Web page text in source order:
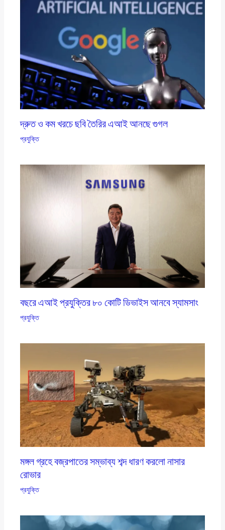
দ্রুত ও কম খরচে ছবি তৈরির এআই আনছে গুগল
প্রযুক্তি
বছরে এআই প্রযুক্তির ৮০ কোটি ডিভাইস আনবে স্যামসাং
প্রযুক্তি
মঙ্গল গ্রহে বজ্রপাতের সম্ভাব্য শব্দ ধারণ করলো নাসার
রোভার
প্রযুক্তি